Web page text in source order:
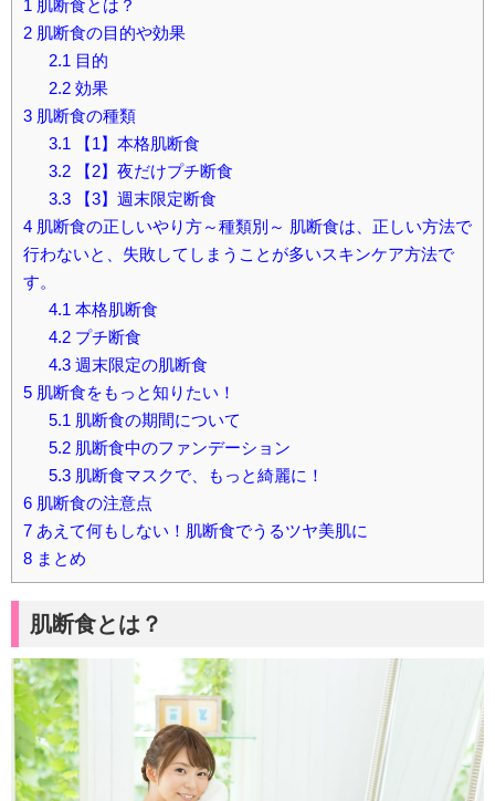
1 肌断食とは？
2 肌断食の目的や効果
2.1 目的
2.2効果
3 肌断食の種類
3.1 【1】本格肌断食
3.2【2】夜だけプチ断食
3.3【3】週末限定断食
4 肌断食の正しいやり方～種類別～ 肌断食は、正しい方法で
行わないと、失敗してしまうことが多いスキンケア方法で
す。
4.1 本格肌断食
4.2プチ断食
4.3週末限定の肌断食
5 肌断食をもっと知りたい！
5.1 肌断食の期間について
5.2肌断食中のファンデーション
5.3肌断食マスクで、もっと綺麗に！
6 肌断食の注意点
7 あえて何もしない！肌断食でうるツヤ美肌に
8 まとめ
肌断食とは？